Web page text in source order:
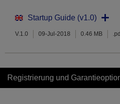
Startup Guide (v1.0)
V.1.0 09-Jul-2018 0.46 MB
Registrierung und